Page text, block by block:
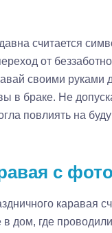
считается
от
своими
в браке. Не
повлиять на
с
каравая
дом, где